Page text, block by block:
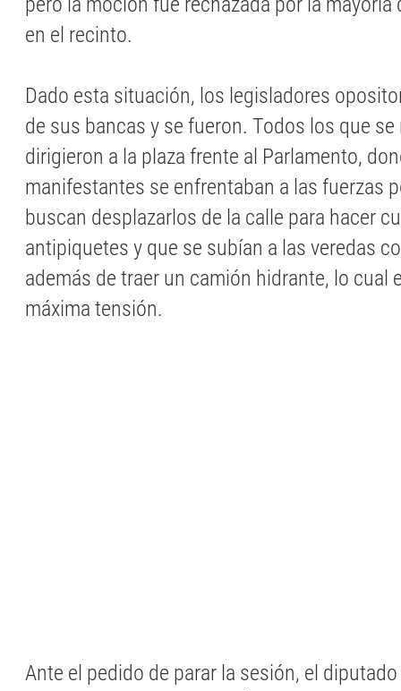
en el recinto.
Dado esta situación, los legisladores
de sus bancas y se fueron. Todos los que
dirigieron a la plaza frente al Parlamento,
manifestantes se enfrentaban a las fuerzas
buscan desplazarlos de la calle para hacer
antipiquetes y que se subían a las veredas
además de traer un camión hidrante, lo cual
máxima tensión.
Ante el pedido de parar la sesión, el